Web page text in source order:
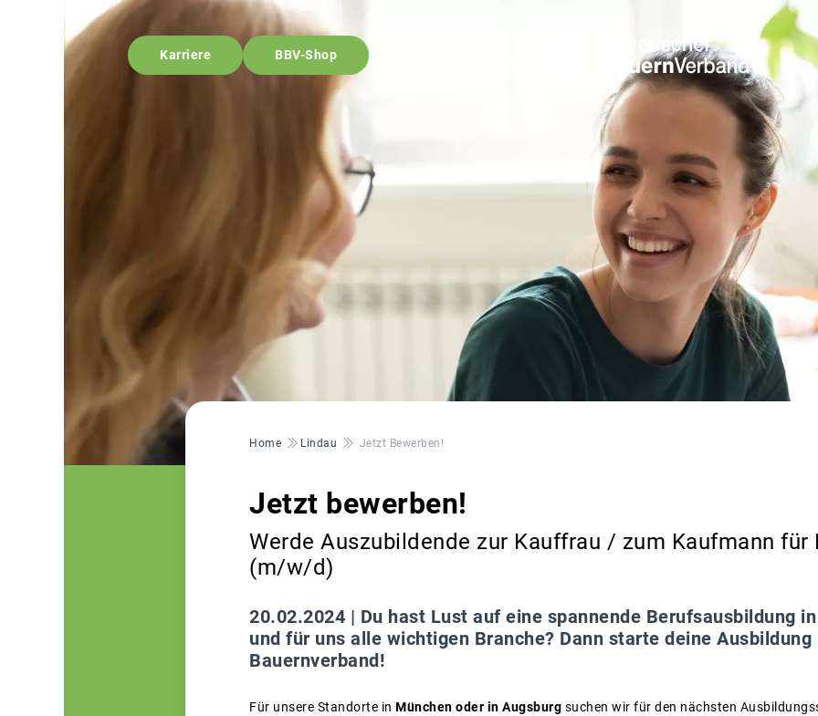
Karriere BBV-Shop
Pfadnavigation
Home Lindau Jetzt Bewerben!
Jetzt bewerben!
Werde Auszubildende zur Kauffrau / zum Kaufmann für
(m/w/d)
20.02.2024 | Du hast Lust auf eine spannende Berufsausbildung
und für uns alle wichtigen Branche? Dann starte deine
Bauernverband!
Für unsere Standorte in München oder in Augsburg suchen wir für den nächsten